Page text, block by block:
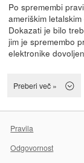
Po spremembi
ameriškim
Dokazati je bilo
jim je spremembo
elektronike
Preberi več »
Pravila
Odgovornost